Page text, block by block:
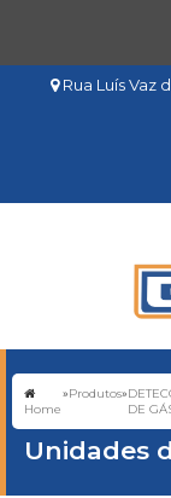
Rua Luís Vaz
Home
»Produtos»
DE
Unidades